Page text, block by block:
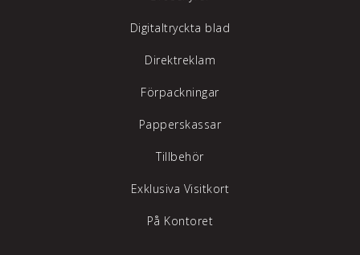
Digitaltryckta blad
Direktreklam
Förpackningar
Papperskassar
Tillbehör
Exklusiva Visitkort
På Kontoret